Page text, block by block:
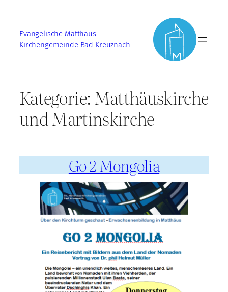
springenEvangelische Matthäus
Kirchengemeinde Bad Kreuznach
Kategorie:Matthäuskirche
und Martinskirche
Go 2 Mongolia